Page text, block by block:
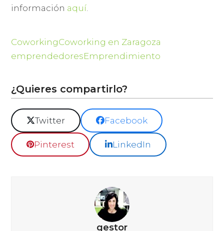
información aquí.
CoworkingCoworking en Zaragoza
emprendedoresEmprendimiento
¿Quieres compartirlo?
Twitter Facebook
Pinterest LinkedIn
gestor